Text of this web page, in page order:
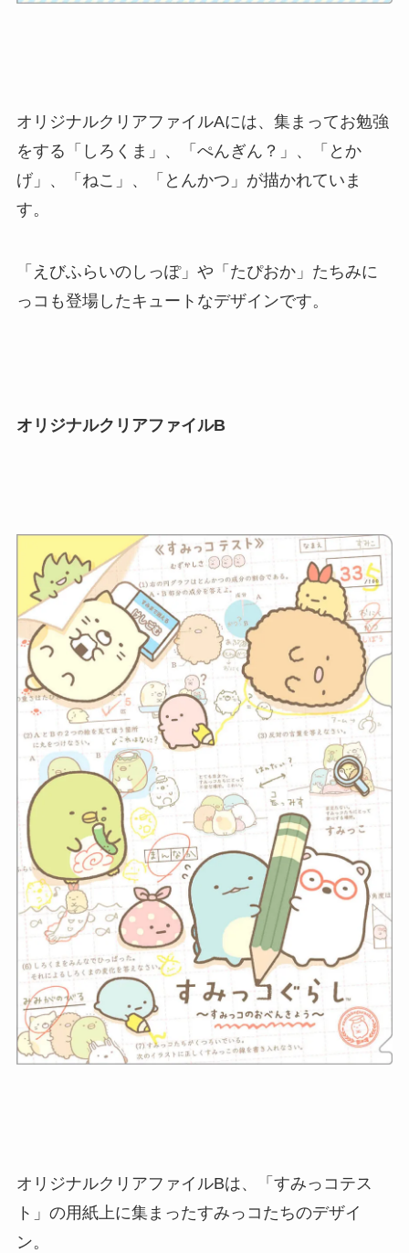
オリジナルクリアファイルAには、集まってお勉強
をする「しろくま」、「ぺんぎん？」、「とか
げ」、「ねこ」、「とんかつ」が描かれていま
す。
「えびふらいのしっぽ」や「たぴおか」たちみに
っコも登場したキュートなデザインです。
オリジナルクリアファイルB
オリジナルクリアファイルBは、「すみっコテス
ト」の用紙上に集まったすみっコたちのデザイ
ン。